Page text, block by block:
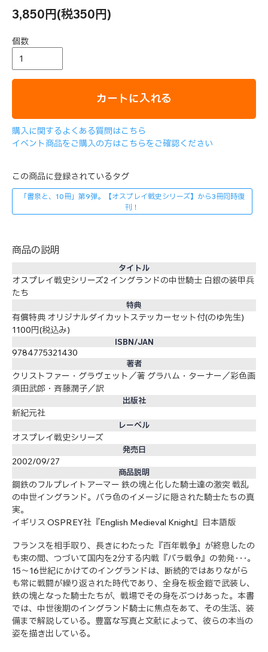
3,850円(税350円)
個数
カートに入れる
購入に関するよくある質問はこちら
イベント商品をご購入の方はこちらをご確認ください
この商品に登録されているタグ
「書泉と、10冊」第9弾。【オスプレイ戦史シリーズ】から3冊同時復
刊！
商品の説明
タイトル
オスプレイ戦史シリーズ2 イングランドの中世騎士 白銀の装甲兵
たち
特典
有償特典 オリジナルダイカットステッカーセット付(のゆ先生)
1100円(税込み)
ISBN/JAN
9784775321430
著者
クリストファー・グラヴェット／著 グラハム・ターナー／彩色画
須田武郎・斉藤潤子／訳
出版社
新紀元社
レーベル
オスプレイ戦史シリーズ
発売日
2002/09/27
商品説明
鋼鉄のフルプレイトアーマー 鉄の塊と化した騎士達の激突 戦乱
の中世イングランド。バラ色のイメージに隠された騎士たちの真
実。
イギリス OSPREY社『English Medieval Knight』日本語版
フランスを相手取り、長きにわたった『百年戦争』が終息したの
も束の間、つづいて国内を2分する内戦『バラ戦争』の勃発･･･。
15～16世紀にかけてのイングランドは、断続的ではありながら
も常に戦闘が繰り返された時代であり、全身を板金鎧で武装し、
鉄の塊となった騎士たちが、戦場でその身をぶつけあった。本書
では、中世後期のイングランド騎士に焦点をあて、その生活、装
備まで解説している。豊富な写真と文献によって、彼らの本当の
姿を描き出している。